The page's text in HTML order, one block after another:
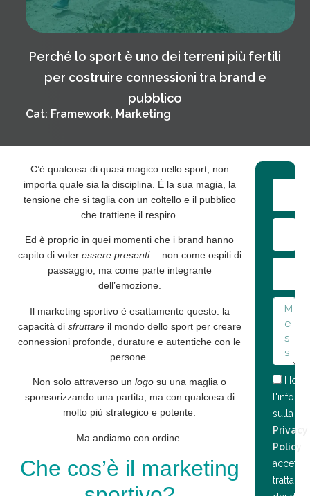
Perché lo sport è uno dei terreni più fertili
per costruire connessioni tra brand e
pubblico
Cat: Framework, Marketing
C’è qualcosa di quasi magico nello sport, non
importa quale sia la disciplina. È la sua magia, la
tensione che si taglia con un coltello e il pubblico
che trattiene il respiro.
Ed è proprio in quei momenti che i brand hanno
capito di voleressere presenti… non come ospiti di
passaggio, ma come parte integrante
dell’emozione.
Il marketing sportivoè esattamente questo: la
capacità di sfruttareil mondo dello sport per creare
connessioni profonde, durature e autentiche con le
persone.
Non solo attraverso unlogo su una maglia o
sponsorizzando una partita, ma con qualcosa di
molto più strategico e potente.
Ma andiamo con ordine.
Che cos’è il marketing
Ho
sulla
Privacy
Policy
accetto